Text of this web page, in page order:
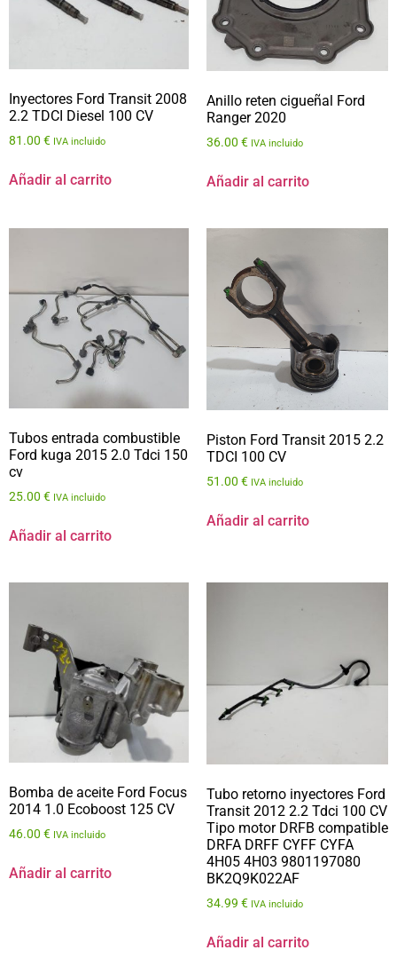
Inyectores Ford Transit 2008
2.2 TDCI Diesel 100 CV
81.00 € IVA incluido
Añadir al carrito
Anillo reten cigueñal Ford
Ranger 2020
36.00 € IVA incluido
Añadir al carrito
Tubos entrada combustible
Ford kuga 2015 2.0 Tdci 150
cv
25.00 € IVA incluido
Añadir al carrito
Piston Ford Transit 2015 2.2
TDCI 100 CV
51.00 € IVA incluido
Añadir al carrito
Bomba de aceite Ford Focus
2014 1.0 Ecoboost 125 CV
46.00 € IVA incluido
Añadir al carrito
Tubo retorno inyectores Ford
Transit 2012 2.2 Tdci 100 CV
Tipo motor DRFB compatible
DRFA DRFF CYFF CYFA
4H05 4H03 9801197080
BK2Q9K022AF
34.99 € IVA incluido
Añadir al carrito